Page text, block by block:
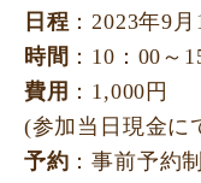
日程 ：2023年9
時間 ：10：00～
費用 ：1,000円
(参加当日現金に
予約 ：事前予約制